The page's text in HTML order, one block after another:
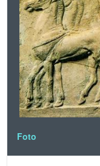
Foto